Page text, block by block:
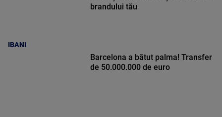
IBANI
brandului tău
Barcelona a bătut palma! Transfer
de 50.000.000 de euro